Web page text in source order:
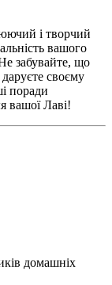
і творчий
вашого
забувайте, що
своєму
поради
вашої Лаві!
домашніх